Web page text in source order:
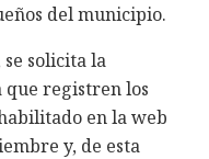
del municipio.
solicita la
que registren los
en la web
y, de esta